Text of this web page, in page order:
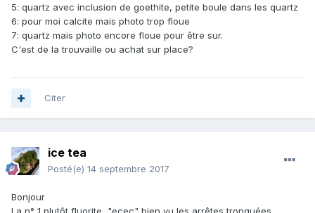
5: quartz avec inclusion de goethite, petite boule dans les quartz
6: pour moi calcite mais photo trop floue
7: quartz mais photo encore floue pour être sur.
C'est de la trouvaille ou achat sur place?
Citer
ice tea
Posté(e) 14 septembre 2017
Bonjour